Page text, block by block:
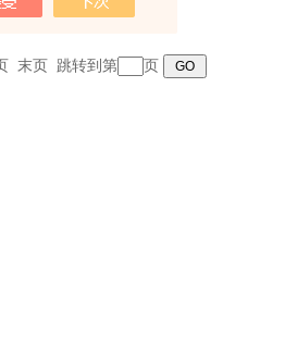
末页 跳转到第 页